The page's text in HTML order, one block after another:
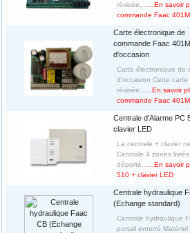
révisée,...
...En savoir
commande Faac
Carte électronique de
commande Faac
d'occasion
Carte électronique de
d'occasion Cette
révisée...
...En savoir
commande Faac
Centrale d'Alarme PC
clavier LED
La centrale + clavier
Centrale 4 zones
déporté...
...En savoir
510 + clavier LED
Centrale hydraulique
(Echange standard)
Centrale hydraulique
portail enterré